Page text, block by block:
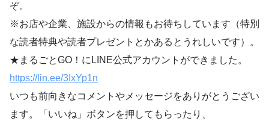
ぞ。
※お店や企業、施設からの情報もお待ちしています（特別
な読者特典や読者プレゼントとかあるとうれしいです）。
★まるごとGO！にLINE公式アカウントができました。
https://lin.ee/3IxYp1n
いつも前向きなコメントやメッセージをありがとうござい
ます。「いいね」ボタンを押してもらったり、